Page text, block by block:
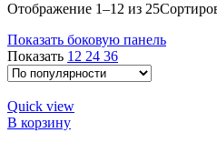
Отображение 1–12 из 25
Показать боковую панель
Показать 12 24 36
Quick view
В корзину